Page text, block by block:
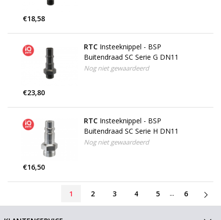
€18,58
RTC Insteeknippel - BSP
Buitendraad SC Serie G DN11
Nog niet gewaardeerd
€23,80
RTC Insteeknippel - BSP
Buitendraad SC Serie H DN11
Nog niet gewaardeerd
€16,50
1 2 3 4 5 ... 6